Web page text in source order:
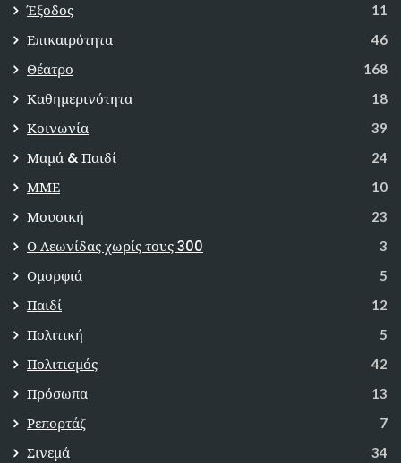
Έξοδος 11
Επικαιρότητα 46
Θέατρο 168
Καθημερινότητα 18
Κοινωνία 39
Μαμά & Παιδί 24
ΜΜΕ 10
Μουσική 23
Ο Λεωνίδας χωρίς τους 300 3
Ομορφιά 5
Παιδί 12
Πολιτική 5
Πολιτισμός 42
Πρόσωπα 13
Ρεπορτάζ 7
Σινεμά 34